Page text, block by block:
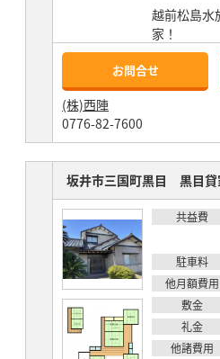
越前松島水
家！
お問合せ
(株)西陣
0776-82-7600
坂井市三国町黒目 黒目貸
賃料
共益費
駐車料
他月額費用
敷金
礼金
他諸費用